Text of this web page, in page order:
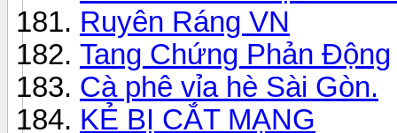
Ruyên Ráng VN
Tang Chứng Phản Động
Cà phê vỉa hè Sài Gòn.
KẺ BỊ CẮT MẠNG